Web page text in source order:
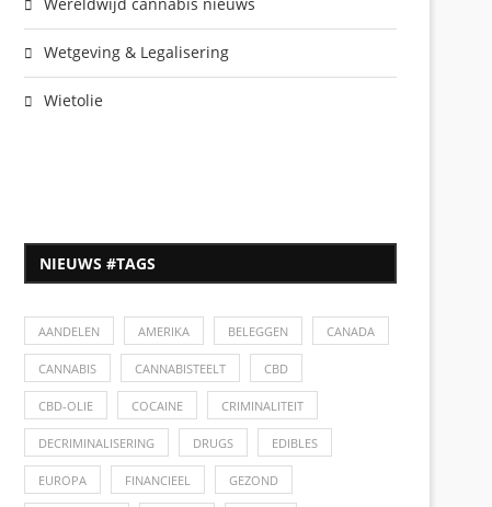
Wetgeving & Legalisering
Wietolie
NIEUWS #TAGS
AANDELEN AMERIKA BELEGGEN CANADA
CANNABIS CANNABISTEELT CBD
CBD-OLIE COCAINE CRIMINALITEIT
DECRIMINALISERING DRUGS EDIBLES
EUROPA FINANCIEEL GEZOND